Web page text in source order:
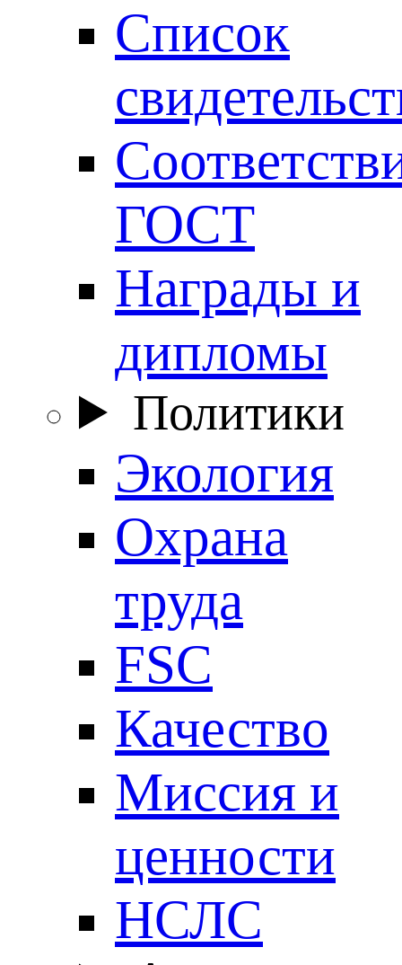
Список
ГОСТ
Награды и
дипломы
Политики
Экология
Охрана
труда
FSC
Качество
Миссия и
ценности
НСЛС